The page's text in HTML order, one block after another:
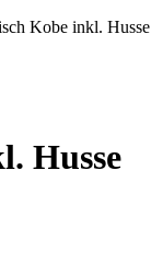
Kobe inkl. Husse
Husse